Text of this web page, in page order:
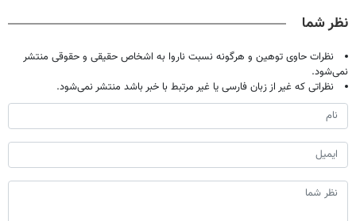
نظر شما
نظرات حاوی توهین و هرگونه نسبت ناروا به اشخاص حقیقی و حقوقی منتشر
نمی‌شود.
نظراتی که غیر از زبان فارسی یا غیر مرتبط با خبر باشد منتشر نمی‌شود.